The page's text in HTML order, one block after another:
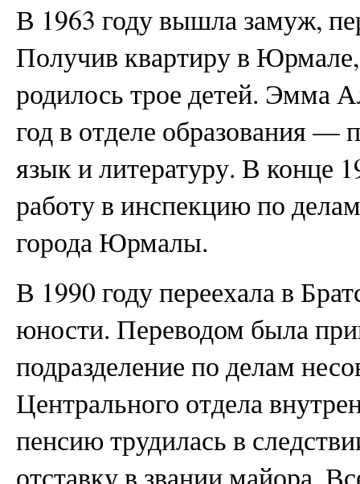
В 1963 году вышла замуж,
Получив квартиру в
родилось трое детей. Эмма
год в отделе образования —
язык и литературу. В конце
работу в инспекцию по
города Юрмалы.
В 1990 году переехала в
юности. Переводом была
подразделение по делам
Центрального отдела
пенсию трудилась в